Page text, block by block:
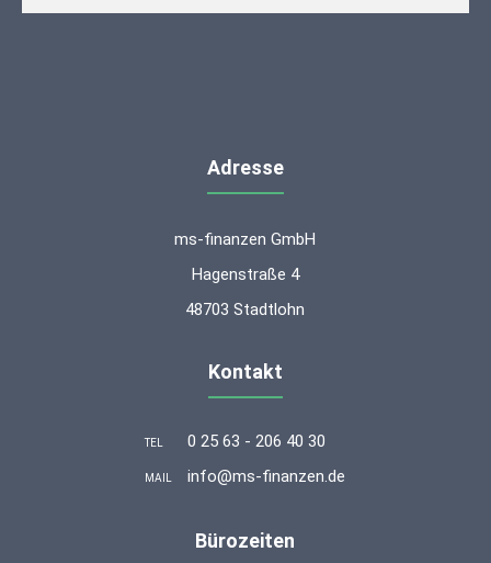
Adresse
ms-finanzen GmbH
Hagenstraße 4
48703 Stadtlohn
Kontakt
TEL 0 25 63 - 206 40 30
MAIL info@ms-finanzen.de
Bürozeiten